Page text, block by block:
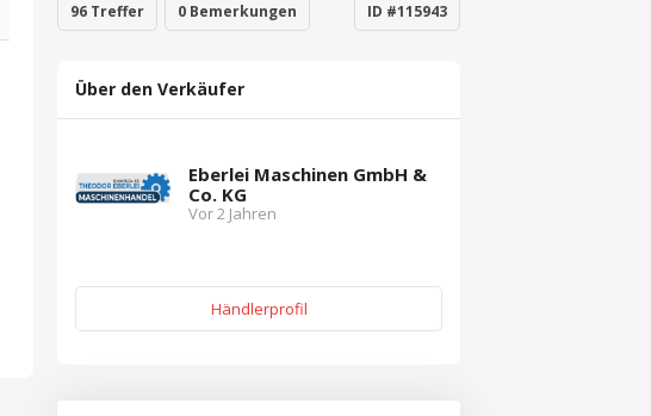
96 Treffer 0 Bemerkungen ID #115943
Über den Verkäufer
Eberlei Maschinen GmbH &
Co. KG
Vor 2 Jahren
Händlerprofil